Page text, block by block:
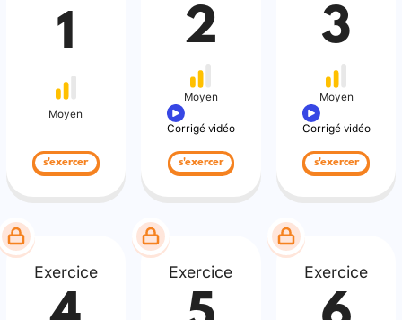
1
Moyen
s'exercer
2
Moyen
Corrigé vidéo
s'exercer
3
Moyen
Corrigé vidéo
s'exercer
Exercice Exercice Exercice